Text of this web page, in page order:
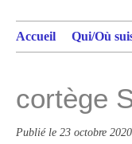
Accueil Qui/Où
cortège
Publié le 23 octobre 2020